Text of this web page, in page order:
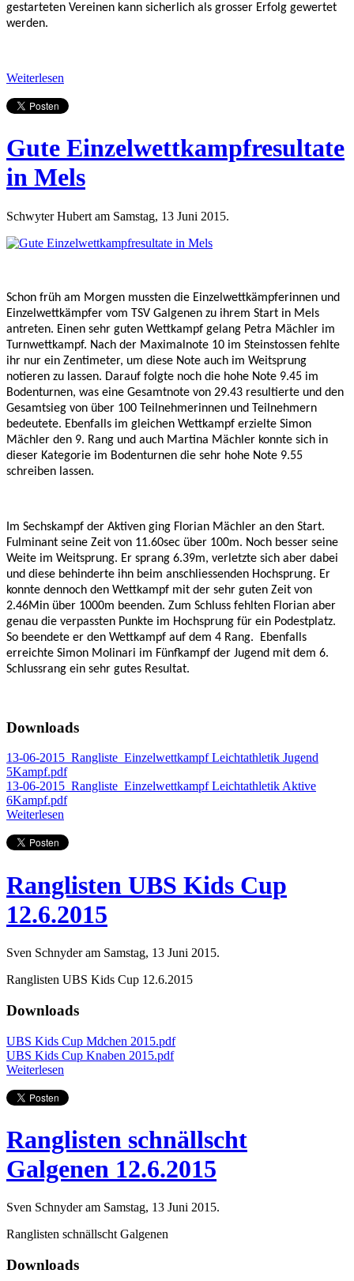
gestarteten Vereinen kann sicherlich als grosser Erfolg gewertet
werden.
Weiterlesen
Gute Einzelwettkampfresultate
in Mels
Schwyter Hubert am Samstag, 13 Juni 2015.
Schon früh am Morgen mussten die Einzelwettkämpferinnen und
Einzelwettkämpfer vom TSV Galgenen zu ihrem Start in Mels
antreten. Einen sehr guten Wettkampf gelang Petra Mächler im
Turnwettkampf. Nach der Maximalnote 10 im Steinstossen fehlte
ihr nur ein Zentimeter, um diese Note auch im Weitsprung
notieren zu lassen. Darauf folgte noch die hohe Note 9.45 im
Bodenturnen, was eine Gesamtnote von 29.43 resultierte und den
Gesamtsieg von über 100 Teilnehmerinnen und Teilnehmern
bedeutete. Ebenfalls im gleichen Wettkampf erzielte Simon
Mächler den 9. Rang und auch Martina Mächler konnte sich in
dieser Kategorie im Bodenturnen die sehr hohe Note 9.55
schreiben lassen.
Im Sechskampf der Aktiven ging Florian Mächler an den Start.
Fulminant seine Zeit von 11.60sec über 100m. Noch besser seine
Weite im Weitsprung. Er sprang 6.39m, verletzte sich aber dabei
und diese behinderte ihn beim anschliessenden Hochsprung. Er
konnte dennoch den Wettkampf mit der sehr guten Zeit von
2.46Min über 1000m beenden. Zum Schluss fehlten Florian aber
genau die verpassten Punkte im Hochsprung für ein Podestplatz.
So beendete er den Wettkampf auf dem 4 Rang.
Ebenfalls
erreichte Simon Molinari im Fünfkampf der Jugend mit dem 6.
Schlussrang ein sehr gutes Resultat.
Downloads
13-06-2015_Rangliste_Einzelwettkampf Leichtathletik Jugend
5Kampf.pdf
13-06-2015_Rangliste_Einzelwettkampf Leichtathletik Aktive
6Kampf.pdf
Weiterlesen
Ranglisten UBS Kids Cup
12.6.2015
Sven Schnyder am Samstag, 13 Juni 2015.
Ranglisten UBS Kids Cup 12.6.2015
Downloads
UBS Kids Cup Mdchen 2015.pdf
UBS Kids Cup Knaben 2015.pdf
Weiterlesen
Ranglisten schnällscht
Galgenen 12.6.2015
Sven Schnyder am Samstag, 13 Juni 2015.
Ranglisten schnällscht Galgenen
Downloads